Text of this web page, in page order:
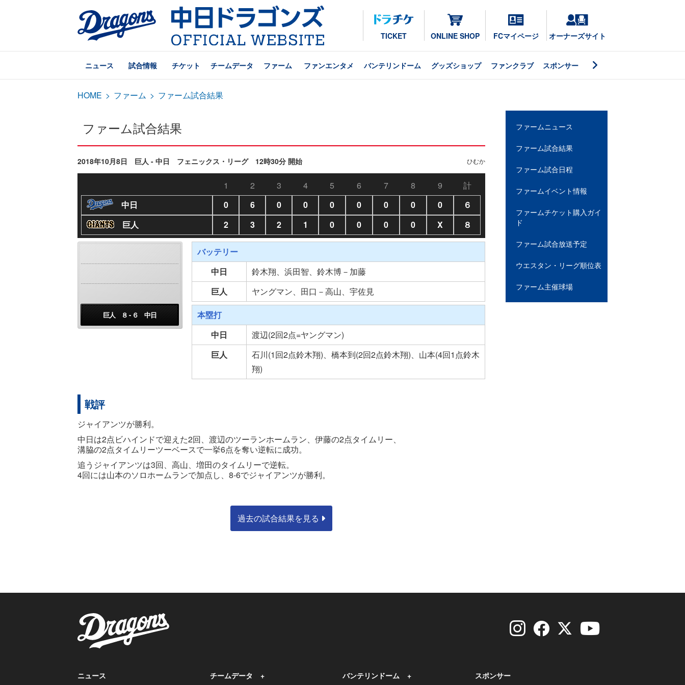
TICKET ONLINE SHOP FCマイページ オーナーズサイト
ニュース 試合情報 チケット チームデータ ファーム ファンエンタメ バンテリンドーム グッズショップ ファンクラブ スポンサー
HOME > ファーム > ファーム試合結果
ファーム試合結果
2018年10月8日 巨人 - 中日 フェニックス・リーグ 12時30分 開始 ひむか
1 2 3 4 5 6 7 8 9
計
中日
0 6 0 0 0 0 0 0 0
６
巨人
2 3 2 1 0 0 0 0 X ８
巨人 ８ - ６ 中日
バッテリー
中日
鈴木翔、浜田智、鈴木博－加藤
巨人
ヤングマン、田口－高山、宇佐見
本塁打
中日
渡辺(2回2点=ヤングマン)
巨人
石川(1回2点鈴木翔)、橋本到(2回2点鈴木翔)、山本(4回1点鈴木
翔)
戦評
ジャイアンツが勝利。
中日は2点ビハインドで迎えた2回、渡辺のツーランホームラン、伊藤の2点タイムリー、
溝脇の2点タイムリーツーベースで一挙6点を奪い逆転に成功。
追うジャイアンツは3回、高山、増田のタイムリーで逆転。
4回には山本のソロホームランで加点し、8-6でジャイアンツが勝利。
過去の試合結果を見る
ファームニュース
ファーム試合結果
ファーム試合日程
ファームイベント情報
ファームチケット購入ガイ
ド
ファーム試合放送予定
ウエスタン・リーグ順位表
ファーム主催球場
ニュース チームデータ バンテリンドーム スポンサー